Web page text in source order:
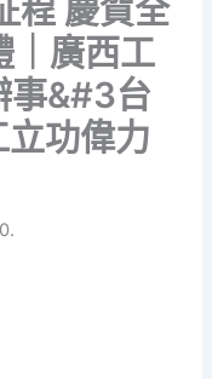
程 慶賀全
｜廣西工
事&#3台
功偉力